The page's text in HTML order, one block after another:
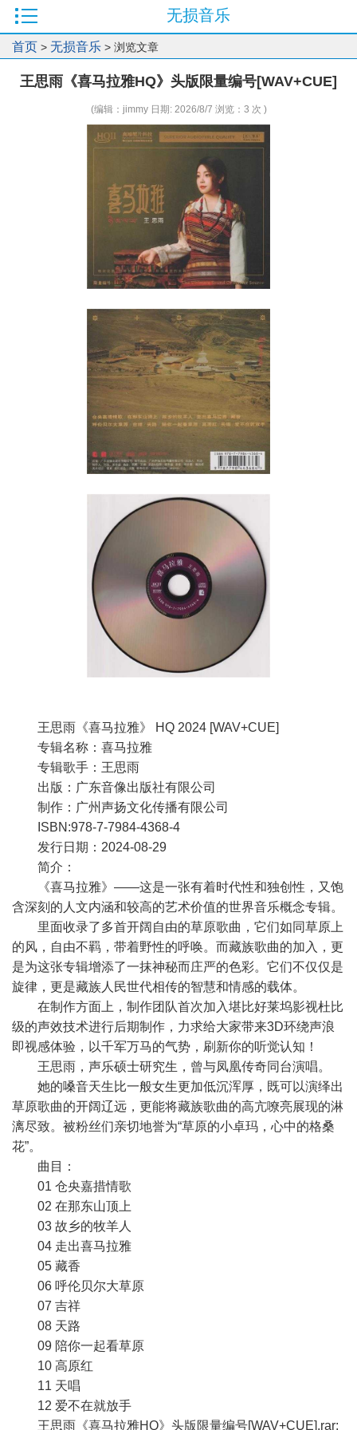
无损音乐
首页 > 无损音乐 > 浏览文章
王思雨《喜马拉雅HQ》头版限量编号[WAV+CUE]
(编辑：jimmy 日期: 2026/8/7 浏览：3 次 )
王思雨《喜马拉雅》 HQ 2024 [WAV+CUE]
专辑名称：喜马拉雅
专辑歌手：王思雨
出版：广东音像出版社有限公司
制作：广州声扬文化传播有限公司
ISBN:978-7-7984-4368-4
发行日期：2024-08-29
简介：
《喜马拉雅》——这是一张有着时代性和独创性，又饱
含深刻的人文内涵和较高的艺术价值的世界音乐概念专辑。
里面收录了多首开阔自由的草原歌曲，它们如同草原上
的风，自由不羁，带着野性的呼唤。而藏族歌曲的加入，更
是为这张专辑增添了一抹神秘而庄严的色彩。它们不仅仅是
旋律，更是藏族人民世代相传的智慧和情感的载体。
在制作方面上，制作团队首次加入堪比好莱坞影视杜比
级的声效技术进行后期制作，力求给大家带来3D环绕声浪
即视感体验，以千军万马的气势，刷新你的听觉认知！
王思雨，声乐硕士研究生，曾与凤凰传奇同台演唱。
她的嗓音天生比一般女生更加低沉浑厚，既可以演绎出
草原歌曲的开阔辽远，更能将藏族歌曲的高亢嘹亮展现的淋
漓尽致。被粉丝们亲切地誉为“草原的小卓玛，心中的格桑
花”。
曲目：
01 仓央嘉措情歌
02 在那东山顶上
03 故乡的牧羊人
04 走出喜马拉雅
05 藏香
06 呼伦贝尔大草原
07 吉祥
08 天路
09 陪你一起看草原
10 高原红
11 天唱
12 爱不在就放手
王思雨《喜马拉雅HQ》头版限量编号[WAV+CUE].rar: